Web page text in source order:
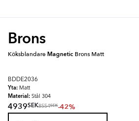
Brons
Köksblandare Magnetic Brons Matt
BDDE2036
Yta: Matt
Material: Stål 304
4939SEK8554SEK-42%